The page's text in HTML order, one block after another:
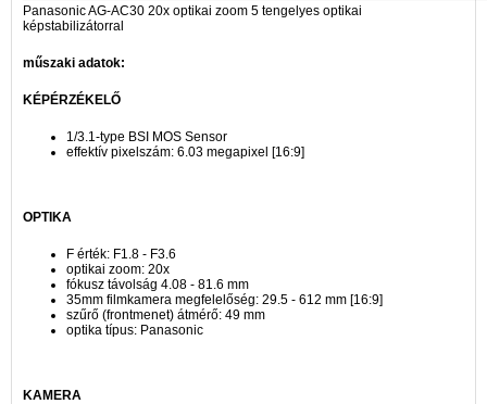
Panasonic AG-AC30 20x optikai zoom 5 tengelyes optikai
képstabilizátorral
műszaki adatok:
KÉPÉRZÉKELŐ
1/3.1-type BSI MOS Sensor
effektív pixelszám: 6.03 megapixel [16:9]
OPTIKA
F érték: F1.8 - F3.6
optikai zoom: 20x
fókusz távolság 4.08 - 81.6 mm
35mm filmkamera megfelelőség: 29.5 - 612 mm [16:9]
szűrő (frontmenet) átmérő: 49 mm
optika típus: Panasonic
KAMERA